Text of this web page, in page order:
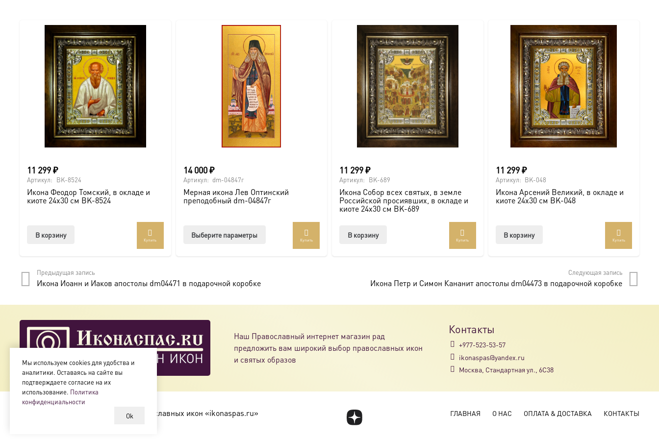
выбрать
на
странице
товара.
11 299₽
Артикул: BK-8524
Икона Феодор Томский, в окладе и
киоте 24х30 см BK-8524
В корзину
Купить
14 000₽
Артикул: dm-04847г
Мерная икона Лев Оптинский
преподобный dm-04847г
Выберите параметры
странице
товара.
Купить
11 299₽
Артикул: BK-689
Икона Собор всех святых, в земле
Российской просиявших, в окладе и
киоте 24х30 см BK-689
В корзину
Купить
11 299₽
Артикул: BK-048
Икона Арсений Великий, в окладе и
киоте 24х30 см BK-048
В корзину
Купить
Предыдущая запись
Икона Иоанн и Иаков апостолы dm04471 в подарочной коробке
Следующая запись
Икона Петр и Симон Кананит апостолы dm04473 в подарочной коробке
Наш Православный интернет магазин рад
предложить вам широкий выбор православных икон
и святых образов
Контакты
+977-523-53-57
ikonaspas@yandex.ru
Москва, Стандартная ул., 6С38
Магазин православных икон «ikonaspas.ru» ГЛАВНАЯ О НАС ОПЛАТА & ДОСТАВКА КОНТАКТЫ
Мы используем cookies для удобства и
аналитики. Оставаясь на сайте вы
подтверждаете согласие на их
использование. Политика
конфиденциальности
Ok